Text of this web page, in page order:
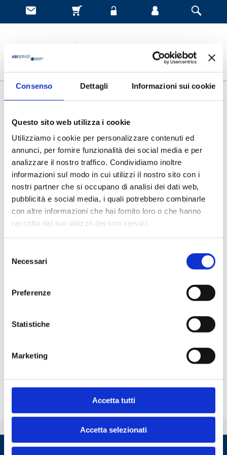
Consenso Dettagli Informazioni sui cookie
Questo sito web utilizza i cookie
Utilizziamo i cookie per personalizzare contenuti ed
annunci, per fornire funzionalità dei social media e per
analizzare il nostro traffico. Condividiamo inoltre
informazioni sul modo in cui utilizzi il nostro sito con i
nostri partner che si occupano di analisi dei dati web,
pubblicità e social media, i quali potrebbero combinarle
con altre informazioni che hai fornito loro o che hanno
raccolto dal tuo utilizzo dei loro servizi.
delNecessari
Preferenze
Statistiche
Marketing
Accetta tutti
Accetta selezionati
Certificazioni
Certificazione del Sistema di Gestione per la
Qualità
Il Sistema di Gestione Qualità di ABISERVIZI S.p.A. è conforme
alla norma UNI EN ISO 9001:2015 per i Settori IAF 37, 35, 08.
le esigenze della clientela;
una elevata attenzione alla cura e soddisfazione dei clienti
Copyright 2026 ABIServizi S.p.A | Piazza del Gesù 49, 00186